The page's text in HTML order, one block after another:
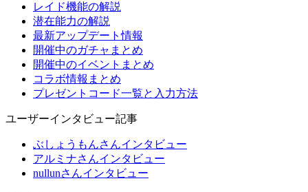
レイド機能の解説
潜在能力の解説
最新アップデート情報
開催中のガチャまとめ
開催中のイベントまとめ
コラボ情報まとめ
プレゼントコード一覧と入力方法
ユーザーインタビュー記事
ぶしょうもんさんインタビュー
アルミナさんインタビュー
nullunさんインタビュー